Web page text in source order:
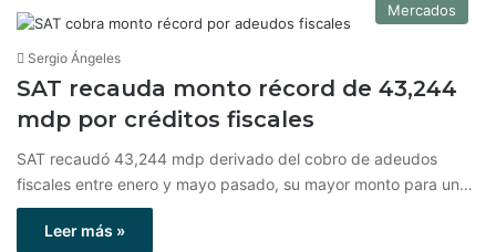
Mercados
Sergio Ángeles
SAT recauda monto récord de 43,244
mdp por créditos fiscales
SAT recaudó 43,244 mdp derivado del cobro de adeudos
fiscales entre enero y mayo pasado, su mayor monto para un…
Leer más »